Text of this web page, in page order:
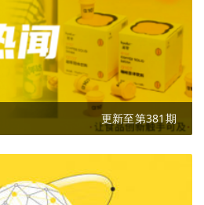
更新至第381期